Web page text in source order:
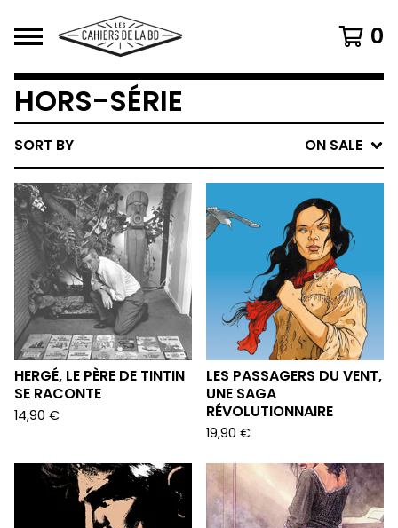
0
HORS-SÉRIE
SORT BY ON SALE
HERGÉ, LE PÈRE DE TINTIN
SE RACONTE
14,90 €
LES PASSAGERS DU VENT,
UNE SAGA
RÉVOLUTIONNAIRE
19,90 €